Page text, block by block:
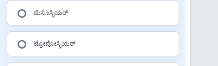
ಮೆಸೊಸ್ಫಿಯರ್
ಟ್ರೋಪೋಸ್ಫಿಯರ್